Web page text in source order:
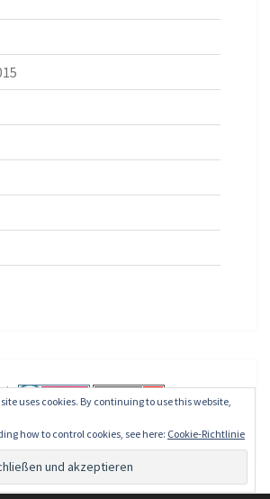
uses cookies. By continuing to use this website,
how to control cookies, see here: Cookie-Richtlinie